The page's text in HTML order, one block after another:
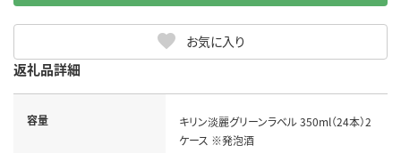
お気に入り
返礼品詳細
容量
キリン淡麗グリーンラベル 350ml（24本）2
ケース ※発泡酒